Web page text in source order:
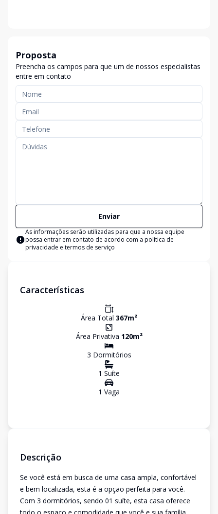
Proposta
Preencha os campos para que um de nossos especialistas
entre em contato
Enviar
As informações serão utilizadas para que a nossa equipe
possa entrar em contato de acordo com a política de
privacidade e termos de serviço
Características
Área Total 367m²
Área Privativa 120m²
3 Dormitórios
1 Suíte
1 Vaga
Descrição
Se você está em busca de uma casa ampla, confortável
e bem localizada, esta é a opção perfeita para você.
Com 3 dormitórios, sendo 01 suíte, esta casa oferece